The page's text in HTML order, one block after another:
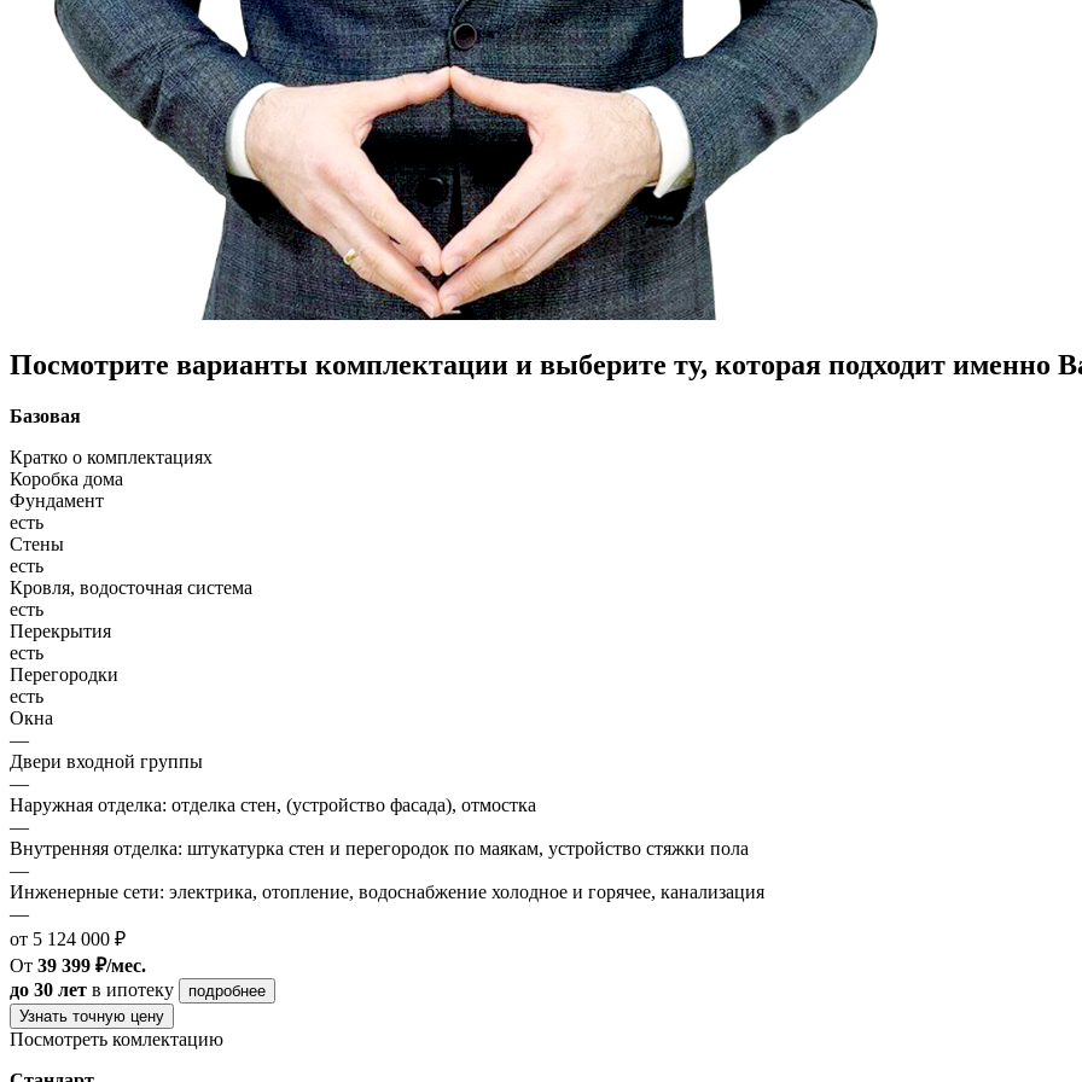
Посмотрите варианты комплектации и выберите ту, которая подходит именно
Базовая
Кратко о комплектациях
Коробка дома
Фундамент
есть
Стены
есть
Кровля, водосточная система
есть
Перекрытия
есть
Перегородки
есть
Окна
—
Двери входной группы
—
Наружная отделка: отделка стен, (устройство фасада), отмостка
—
Внутренняя отделка: штукатурка стен и перегородок по маякам, устройство стяжки пола
—
Инженерные сети: электрика, отопление, водоснабжение холодное и горячее, канализация
—
от 5 124 000 ₽
От 39 399 ₽/мес.
до 30 лет в ипотеку
подробнее
Узнать точную цену
Посмотреть комлектацию